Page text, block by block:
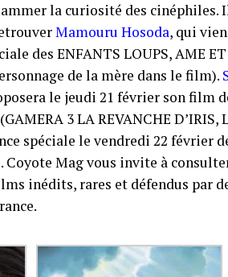
la curiosité des cinéphiles.
Mamouru Hosoda, qui
des ENFANTS LOUPS, AME
de la mère dans le film).
le jeudi 21 février son film
(GAMERA 3 LA REVANCHE D’IRIS,
spéciale le vendredi 22 février
Coyote Mag vous invite à
inédits, rares et défendus par